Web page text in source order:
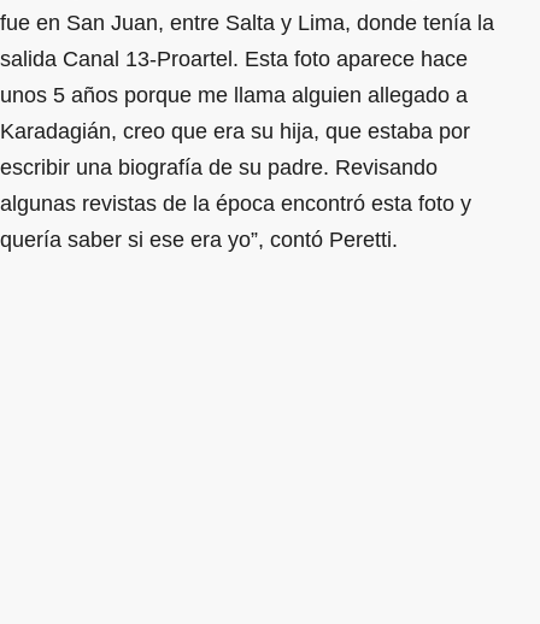
fue en San Juan, entre Salta y Lima, donde tenía la
salida Canal 13-Proartel. Esta foto aparece hace
unos 5 años porque me llama alguien allegado a
Karadagián, creo que era su hija, que estaba por
escribir una biografía de su padre. Revisando
algunas revistas de la época encontró esta foto y
quería saber si ese era yo”, contó Peretti.